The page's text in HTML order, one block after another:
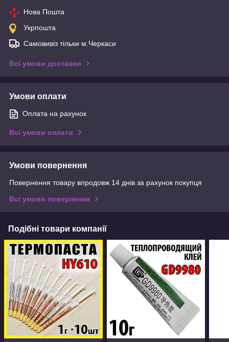
Нова Пошта
Укрпошта
Самовивіз тільки м.Черкаси
Всі умови доставки
Умови оплати
Оплата на рахунок
Всі умови оплати
Умови повернення
Повернення товару впродовж 14 днів за рахунок покупця
Всі умови повернення
Подібні товари компанії